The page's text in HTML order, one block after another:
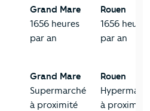
Grand Mare
1656 heures
par an
Rouen
1656 heures
par an
Grand Mare
Supermarché
à proximité
Rouen
à proximité